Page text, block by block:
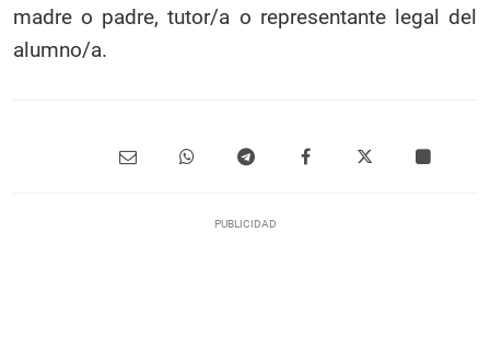
madre o padre, tutor/a o representante legal del
alumno/a.